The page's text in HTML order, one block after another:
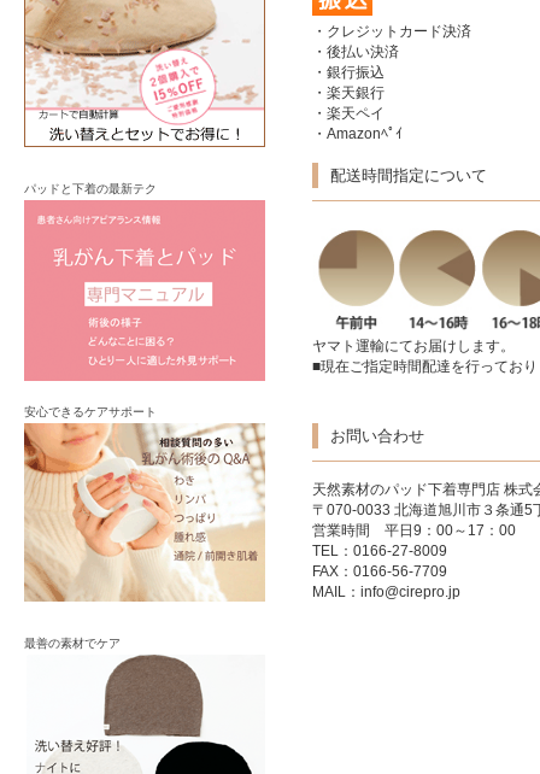
・クレジットカード決済
・後払い決済
・銀行振込
・楽天銀行
・楽天ペイ
・Amazonﾍﾟｲ
配送時間指定について
ヤマト運輸にてお届けします。
■現在ご指定時間配達を行ってお
お問い合わせ
天然素材のパッド下着専門店 株式
〒070-0033 北海道旭川市３条通5
営業時間 平日9：00～17：00
TEL：0166-27-8009
FAX：0166-56-7709
MAIL： info@cirepro.jp
パッドと下着の最新テク
安心できるケアサポート
最善の素材でケア